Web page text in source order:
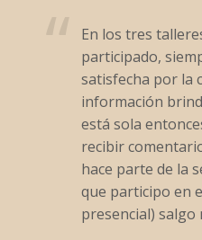
En los tres
participado,
satisfecha por la
información
está sola
recibir
hace parte de la
que participo en
presencial) salgo